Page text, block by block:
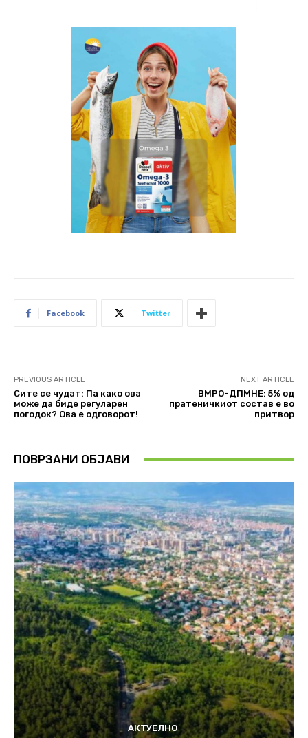
Facebook Twitter
PREVIOUS ARTICLE
Сите се чудат: Па како ова
може да биде регуларен
погодок? Ова е одговорот!
NEXT ARTICLE
ВМРО-ДПМНЕ: 5% од
пратеничкиот состав е во
притвор
ПОВРЗАНИ ОБЈАВИ
АКТУЕЛНО